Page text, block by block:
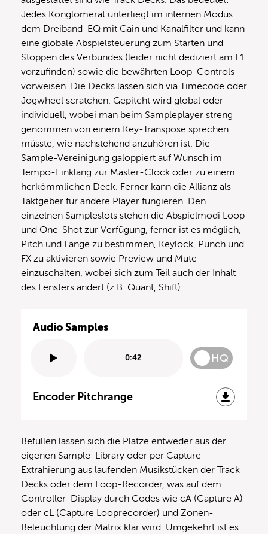
Jedes Konglomerat unterliegt im internen Modus
dem Dreiband-EQ mit Gain und Kanalfilter und kann
eine globale Abspielsteuerung zum Starten und
Stoppen des Verbundes (leider nicht dediziert am F1
vorzufinden) sowie die bewährten Loop-Controls
vorweisen. Die Decks lassen sich via Timecode oder
Jogwheel scratchen. Gepitcht wird global oder
individuell, wobei man beim Sampleplayer streng
genommen von einem Key-Transpose sprechen
müsste, wie nachstehend anzuhören ist. Die
Sample-Vereinigung galoppiert auf Wunsch im
Tempo-Einklang zur Master-Clock oder zu einem
herkömmlichen Deck. Ferner kann die Allianz als
Taktgeber für andere Player fungieren. Den
einzelnen Sampleslots stehen die Abspielmodi Loop
und One-Shot zur Verfügung, ferner ist es möglich,
Pitch und Länge zu bestimmen, Keylock, Punch und
FX zu aktivieren sowie Preview und Mute
einzuschalten, wobei sich zum Teil auch der Inhalt
des Fensters ändert (z.B. Quant, Shift).
Audio Samples
0:42 HQ
Encoder Pitchrange
Befüllen lassen sich die Plätze entweder aus der
eigenen Sample-Library oder per Capture-
Extrahierung aus laufenden Musikstücken der Track
Decks oder dem Loop-Recorder, was auf dem
Controller-Display durch Codes wie cA (Capture A)
oder cL (Capture Looprecorder) und Zonen-
Beleuchtung der Matrix klar wird. Umgekehrt ist es